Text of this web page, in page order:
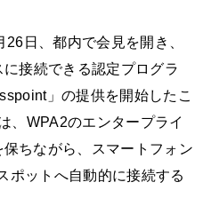
日、都内で会見を開き、
接続できる認定プログラ
」の提供を開始したこ
、WPA2のエンタープライ
ちながら、スマートフォン
ポットへ自動的に接続する